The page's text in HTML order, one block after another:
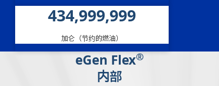
435,000,000
加仑（节约的燃油）
eGen Flex®
内部